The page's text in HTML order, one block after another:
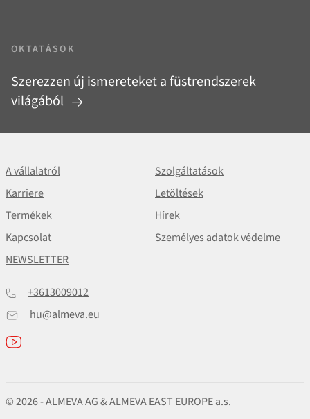
OKTATÁSOK
Szerezzen új ismereteket a füstrendszerek
világából
A vállalatról
Szolgáltatások
Karriere
Letöltések
Termékek
Hírek
Kapcsolat
Személyes adatok védelme
NEWSLETTER
+3613009012
hu@almeva.eu
© 2026 - ALMEVA AG & ALMEVA EAST EUROPE a.s.